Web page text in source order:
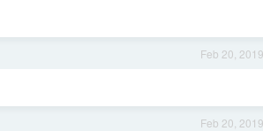
Feb 20, 2019
Feb 20, 2019